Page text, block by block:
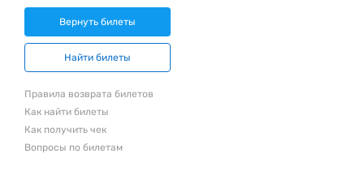
Вернуть билеты
Найти билеты
Правила возврата билетов
Как найти билеты
Как получить чек
Вопросы по билетам